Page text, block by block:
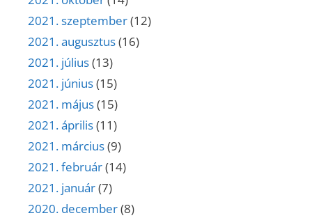
2021. szeptember(12)
2021. augusztus(16)
2021. július(13)
2021. június(15)
2021. május(15)
2021. április(11)
2021. március(9)
2021. február(14)
2021. január(7)
2020. december(8)